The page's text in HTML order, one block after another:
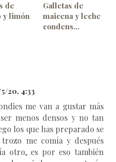
de
y limón
Galletas de
maicena y leche
condens...
20, 4:33
me van a gustar más
menos densos y no tan
los que has preparado se
me comía y después
otro, es por eso también